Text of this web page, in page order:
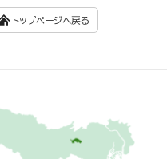
トップページへ戻る